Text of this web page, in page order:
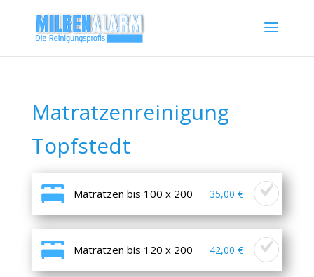
Matratzenreinigung
Topfstedt
Matratzen bis 100 x 200 35,00 €
Matratzen bis 120 x 200 42,00 €